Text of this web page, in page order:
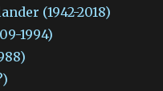
(1942-2018)
1994)